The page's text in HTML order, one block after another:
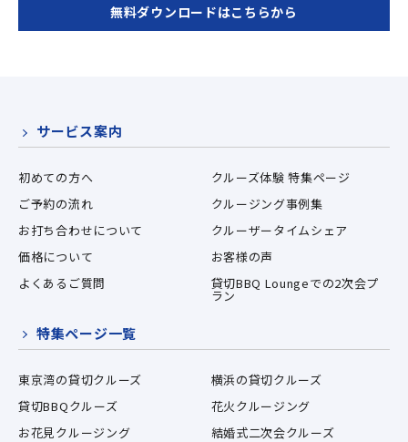
無料ダウンロードはこちらから
サービス案内
初めての方へ
クルーズ体験 特集ページ
ご予約の流れ
クルージング事例集
お打ち合わせについて
クルーザータイムシェア
価格について
お客様の声
よくあるご質問
貸切BBQ Loungeでの2次会プ
ラン
特集ページ一覧
東京湾の貸切クルーズ
横浜の貸切クルーズ
貸切BBQクルーズ
花火クルージング
お花見クルージング
結婚式二次会クルーズ